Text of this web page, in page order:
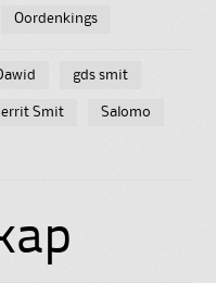
Oordenkings
Dawid gds smit
Smit Salomo